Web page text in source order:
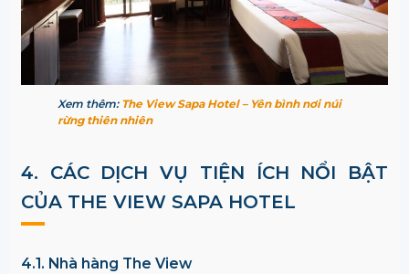
Xem thêm: The View Sapa Hotel – Yên bình nơi núi
rừng thiên nhiên
4. CÁC DỊCH VỤ TIỆN ÍCH NỔI BẬT
CỦA THE VIEW SAPA HOTEL
4.1. Nhà hàng The View